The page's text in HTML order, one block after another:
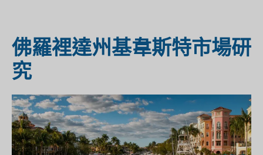
佛羅裡達州基韋斯特市場研
究